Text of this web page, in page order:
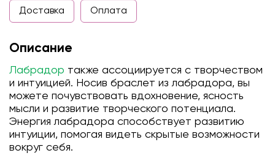
Доставка Оплата
Описание
Лабрадор также ассоциируется с творчеством
и интуицией. Носив браслет из лабрадора, вы
можете почувствовать вдохновение, ясность
мысли и развитие творческого потенциала.
Энергия лабрадора способствует развитию
интуиции, помогая видеть скрытые возможности
вокруг себя.